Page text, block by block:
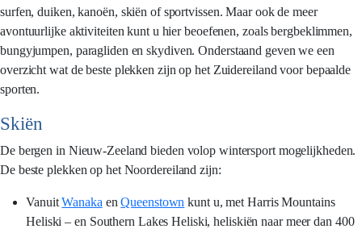
surfen, duiken, kanoën, skiën of sportvissen. Maar ook de meer
avontuurlijke aktiviteiten kunt u hier beoefenen, zoals bergbeklimmen,
bungyjumpen, paragliden en skydiven. Onderstaand geven we een
overzicht wat de beste plekken zijn op het Zuidereiland voor bepaalde
sporten.
Skiën
De bergen in Nieuw-Zeeland bieden volop wintersport mogelijkheden.
De beste plekken op het Noordereiland zijn:
VanuitWanaka enQueenstown kunt u, met Harris Mountains
Heliski – en Southern Lakes Heliski, heliskiën naar meer dan 400